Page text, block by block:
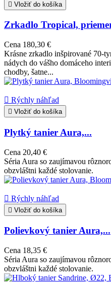
 Vložiť do košíka
Zrkadlo Tropical,
Cena 180,30 €
Krásne zrkadlo inšpirované 70-
nádych do vášho domáceho
chodby, šatne...
 Rýchly náhľad
 Vložiť do košíka
Plytký tanier Aura,...
Cena 20,40 €
Séria Aura so zaujímavou
obzvláštni každé stolovanie.
 Rýchly náhľad
 Vložiť do košíka
Polievkový tanier Aura,...
Cena 18,35 €
Séria Aura so zaujímavou
obzvláštni každé stolovanie.